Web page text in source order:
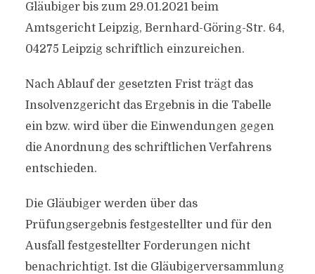
Gläubiger bis zum 29.01.2021 beim
Amtsgericht Leipzig, Bernhard-Göring-Str. 64,
04275 Leipzig schriftlich einzureichen.
Nach Ablauf der gesetzten Frist trägt das
Insolvenzgericht das Ergebnis in die Tabelle
ein bzw. wird über die Einwendungen gegen
die Anordnung des schriftlichen Verfahrens
entschieden.
Die Gläubiger werden über das
Prüfungsergebnis festgestellter und für den
Ausfall festgestellter Forderungen nicht
benachrichtigt. Ist die Gläubigerversammlung